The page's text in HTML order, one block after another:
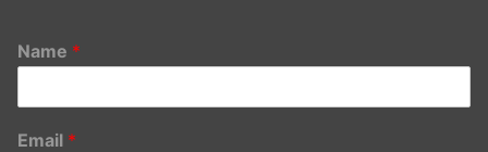
Name *
Email *